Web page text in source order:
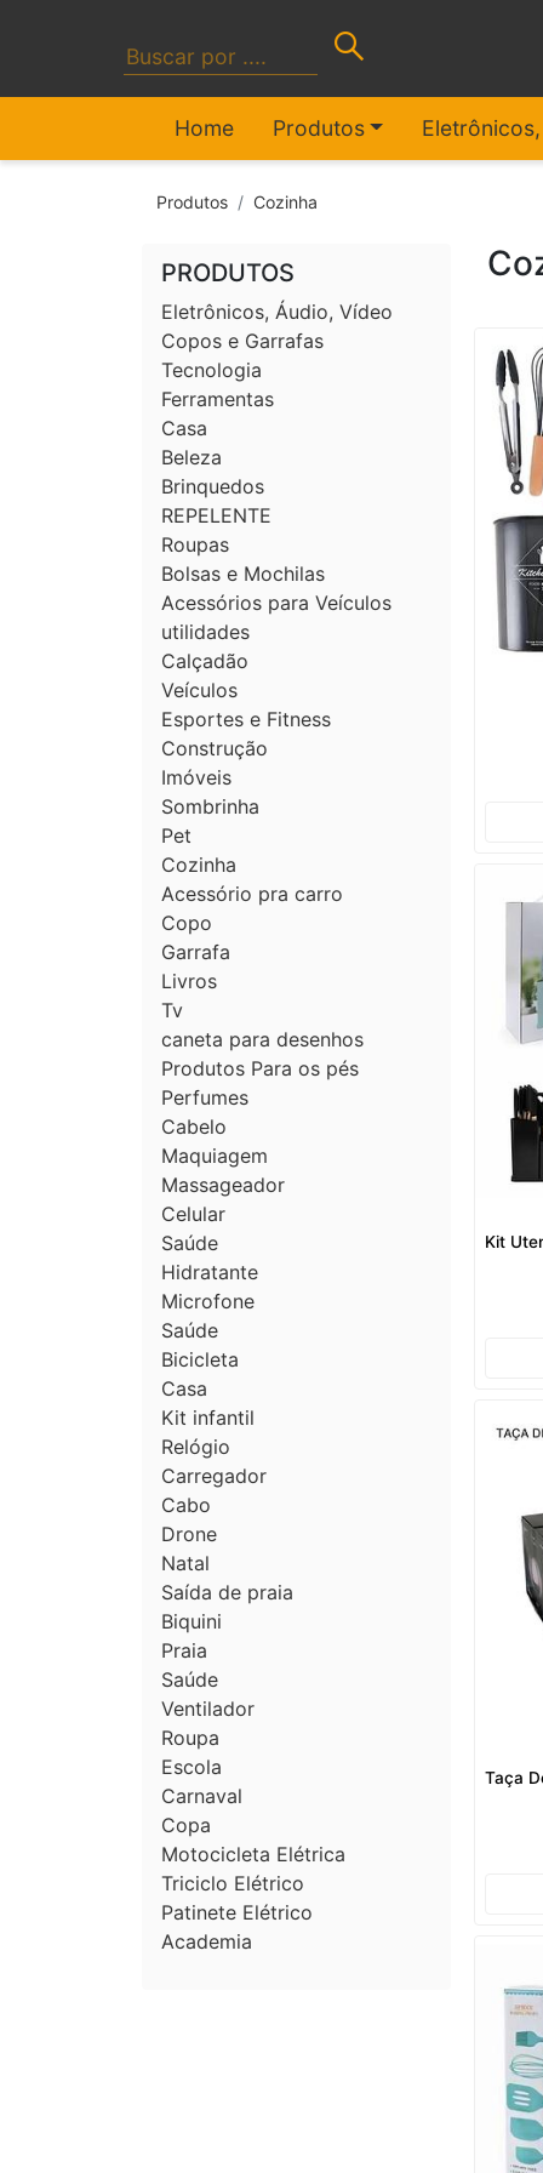
Home Produtos
Produtos Cozinha
PRODUTOS
Eletrônicos, Áudio, Vídeo
Copos e Garrafas
Tecnologia
Ferramentas
Casa
Beleza
Brinquedos
REPELENTE
Roupas
Bolsas e Mochilas
Acessórios para Veículos
utilidades
Calçadão
Veículos
Esportes e Fitness
Construção
Imóveis
Sombrinha
Pet
Cozinha
Acessório pra carro
Copo
Garrafa
Livros
Tv
caneta para desenhos
Produtos Para os pés
Perfumes
Cabelo
Maquiagem
Massageador
Celular
Saúde
Hidratante
Microfone
Saúde
Bicicleta
Casa
Kit infantil
Relógio
Carregador
Cabo
Drone
Natal
Saída de praia
Biquini
Praia
Saúde
Ventilador
Roupa
Escola
Carnaval
Copa
Motocicleta Elétrica
Triciclo Elétrico
Patinete Elétrico
Academia
Kit
Taça